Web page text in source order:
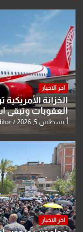
اخر الاخبار
الخزانة
العقوبات وتبقي
أغسطس 5, 2026
اخر الاخبار